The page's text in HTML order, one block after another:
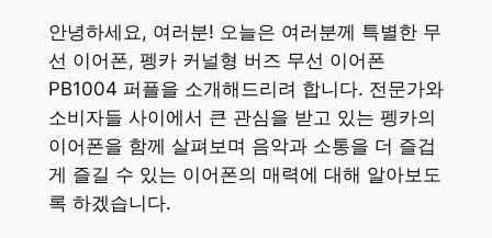
안녕하세요, 여러분! 오늘은 여러분께 특별한 무
선 이어폰, 펭카 커널형 버즈 무선 이어폰
PB1004 퍼플을 소개해드리려 합니다. 전문가와
소비자들 사이에서 큰 관심을 받고 있는 펭카의
이어폰을 함께 살펴보며 음악과 소통을 더 즐겁
게 즐길 수 있는 이어폰의 매력에 대해 알아보도
록 하겠습니다.